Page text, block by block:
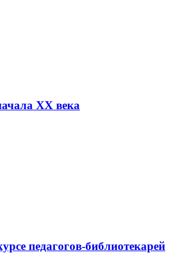
XX века
педагогов-библиотекарей